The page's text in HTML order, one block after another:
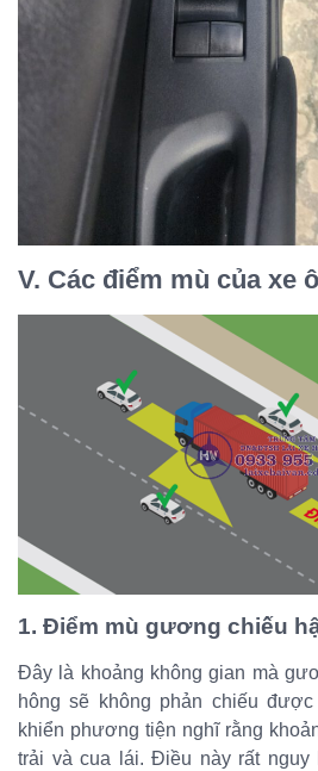
V. Các điểm mù của xe
1. Điểm mù gương chiếu
Đây là khoảng không gian mà
hông sẽ không phản chiếu
khiển phương tiện nghĩ rằng
trải và cua lái. Điều này rất nguy